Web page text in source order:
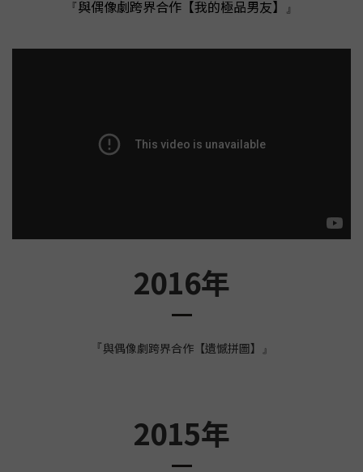
『與偶像劇跨界合作【我的極品男友】 』
2016年
『 與偶像劇跨界合作【遺憾拼圖】 』
2015年